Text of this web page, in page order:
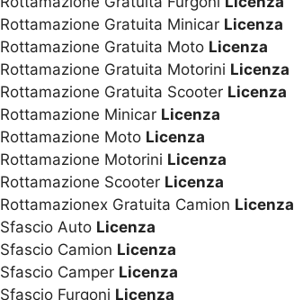
Rottamazione Gratuita Minicar Licenza
Rottamazione Gratuita Moto Licenza
Rottamazione Gratuita Motorini Licenza
Rottamazione Gratuita Scooter Licenza
Rottamazione Minicar Licenza
Rottamazione Moto Licenza
Rottamazione Motorini Licenza
Rottamazione Scooter Licenza
Rottamazionex Gratuita Camion Licenza
Sfascio Auto Licenza
Sfascio Camion Licenza
Sfascio Camper Licenza
Sfascio Furgoni Licenza